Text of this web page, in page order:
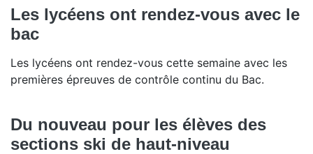
Les lycéens ont rendez-vous avec le
bac
Les lycéens ont rendez-vous cette semaine avec les
premières épreuves de contrôle continu du Bac.
Du nouveau pour les élèves des
sections ski de haut-niveau